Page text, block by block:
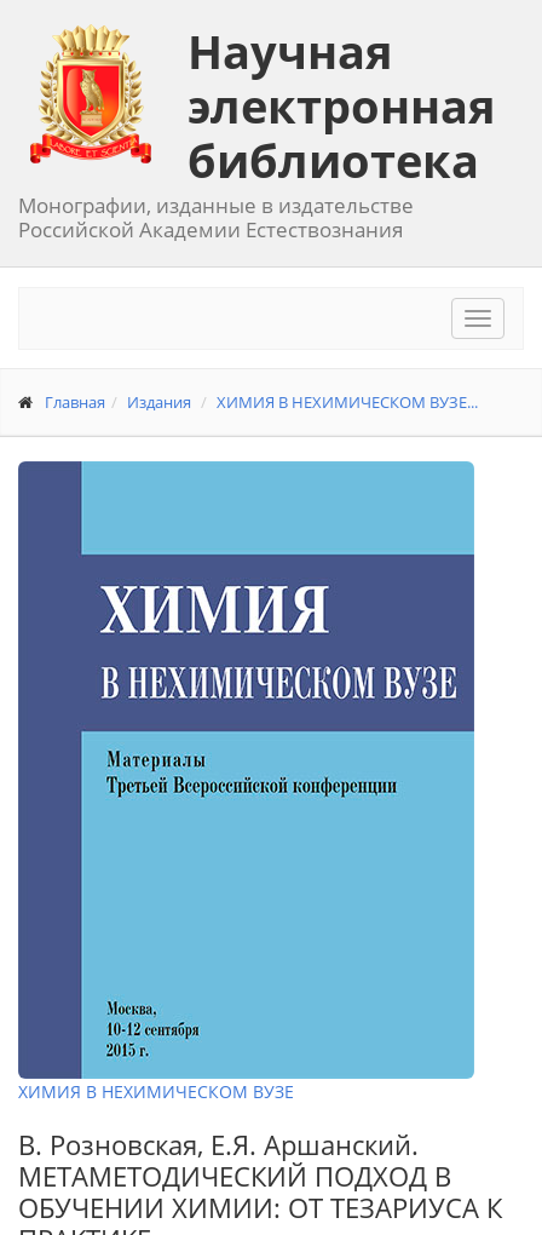
Научная
электронная
библиотека
Монографии, изданные в издательстве
Российской Академии Естествознания
Toggle
Главная Издания ХИМИЯ В НЕХИМИЧЕСКОМ ВУЗЕ...
ХИМИЯ В НЕХИМИЧЕСКОМ ВУЗЕ
В. Розновская, Е.Я. Аршанский.
МЕТАМЕТОДИЧЕСКИЙ ПОДХОД В
ОБУЧЕНИИ ХИМИИ: ОТ ТЕЗАРИУСА К